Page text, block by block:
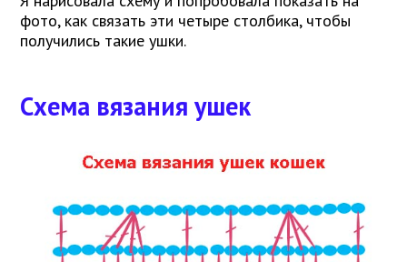
фото, как связать эти четыре столбика, чтобы
получились такие ушки.
Схема вязания ушек